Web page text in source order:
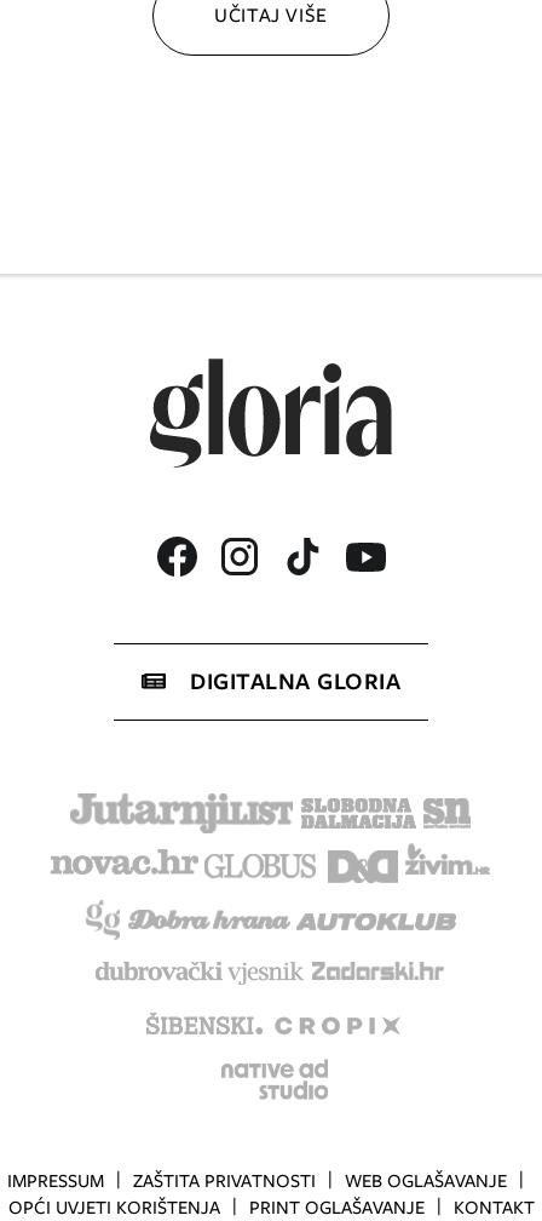
UČITAJ VIŠE
DIGITALNA GLORIA
IMPRESSUM ZAŠTITA PRIVATNOSTI
WEB OGLAŠAVANJE
OPĆI UVJETI KORIŠTENJA
PRINT OGLAŠAVANJE KONTAKT